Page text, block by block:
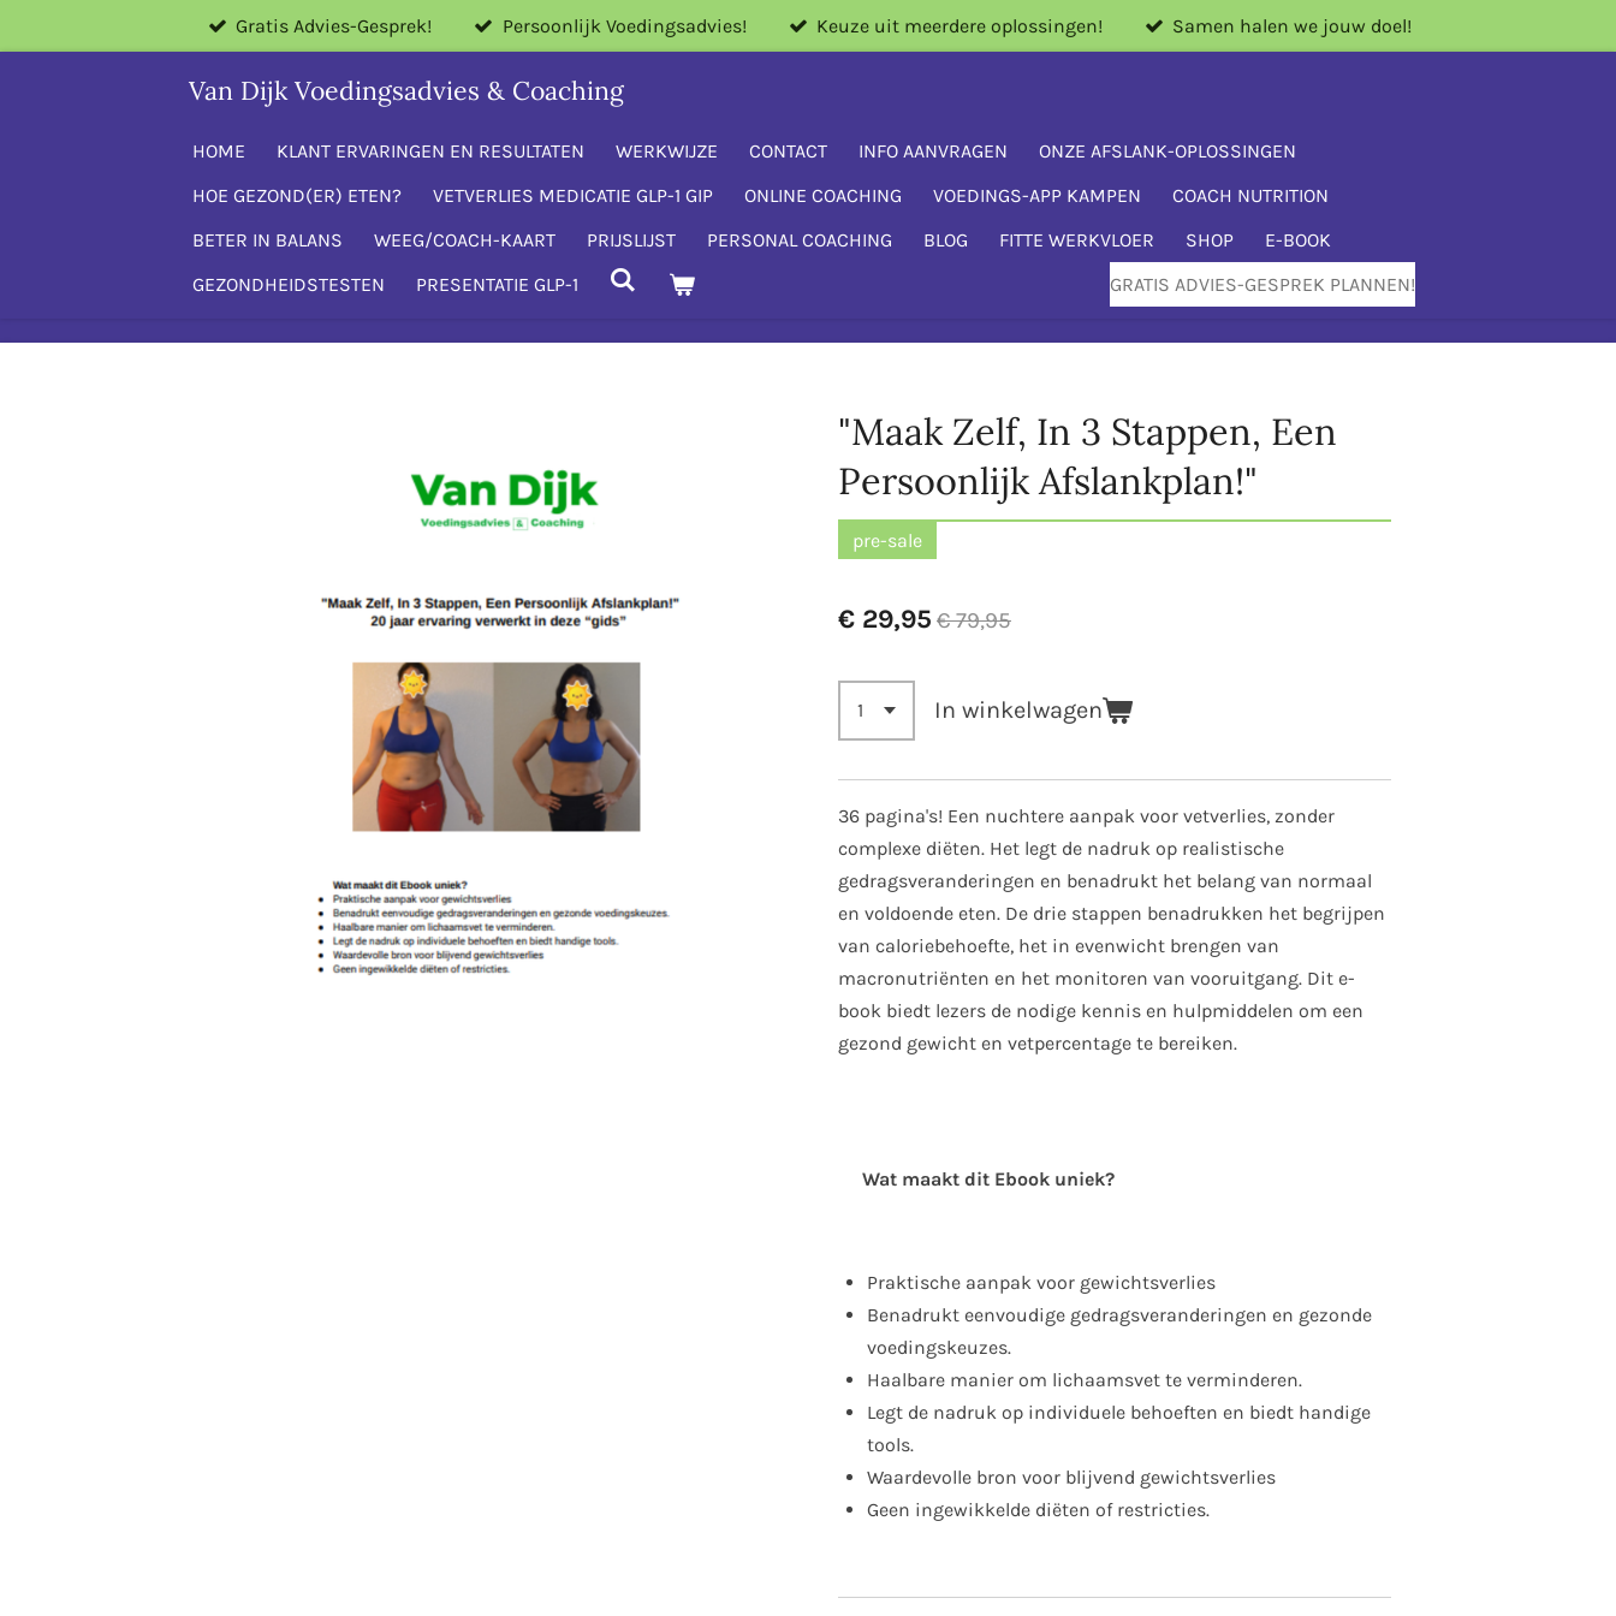
Gratis Advies-Gesprek! Persoonlijk Voedingsadvies! Keuze uit meerdere oplossingen! Samen halen we jouw doel!
Van Dijk Voedingsadvies & Coaching
HOME KLANT ERVARINGEN EN RESULTATEN WERKWIJZE CONTACT INFO AANVRAGEN
ONZE AFSLANK-OPLOSSINGEN
HOE GEZOND(ER) ETEN?
VETVERLIES MEDICATIE GLP-1 GIP ONLINE COACHING VOEDINGS-APP KAMPEN
COACH NUTRITION
BETER IN BALANS
WEEG/COACH-KAART PRIJSLIJST PERSONAL COACHING BLOG FITTE WERKVLOER SHOP
E-BOOK
GEZONDHEIDSTESTEN
PRESENTATIE GLP-1 GRATIS ADVIES-GESPREK PLANNEN!
"Maak Zelf, In 3 Stappen, Een
Persoonlijk Afslankplan!"
pre-sale
€ 29,95 € 79,95
In winkelwagen
36 pagina's! Een nuchtere aanpak voor vetverlies, zonder
complexe diëten. Het legt de nadruk op realistische
gedragsveranderingen en benadrukt het belang van normaal
en voldoende eten. De drie stappen benadrukken het begrijpen
van caloriebehoefte, het in evenwicht brengen van
macronutriënten en het monitoren van vooruitgang. Dit e-
book biedt lezers de nodige kennis en hulpmiddelen om een
gezond gewicht en vetpercentage te bereiken.
Wat maakt dit Ebook uniek?
Praktische aanpak voor gewichtsverlies
Benadrukt eenvoudige gedragsveranderingen en gezonde
voedingskeuzes.
Haalbare manier om lichaamsvet te verminderen.
Legt de nadruk op individuele behoeften en biedt handige
tools.
Waardevolle bron voor blijvend gewichtsverlies
Geen ingewikkelde diëten of restricties.